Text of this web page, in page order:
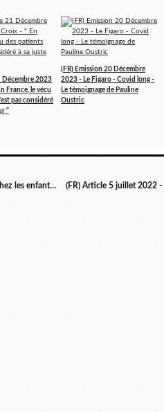
Décembre 2023
France, le vécu
pas considéré
"
(FR) Emission 20 Décembre
2023 - Le Figaro - Covid long -
Le témoignage de Pauline
Oustric
(FR) Article 13 juillet 2022 - Covid long chez les enfants : une maladie rare, mais bien réelle - Sciences et Avenir